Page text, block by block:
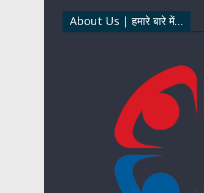
About Us | हमारे बारे में…